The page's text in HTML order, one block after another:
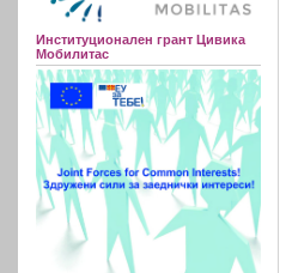
Институционален грант Цивика
Мобилитас